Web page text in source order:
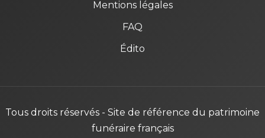
Mentions légales
FAQ
Édito
Tous droits réservés - Site de référence du patrimoine
funéraire français